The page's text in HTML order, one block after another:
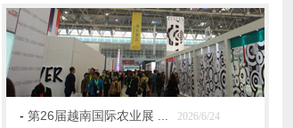
- 第26届越南国际农业展 ... 2026/6/24